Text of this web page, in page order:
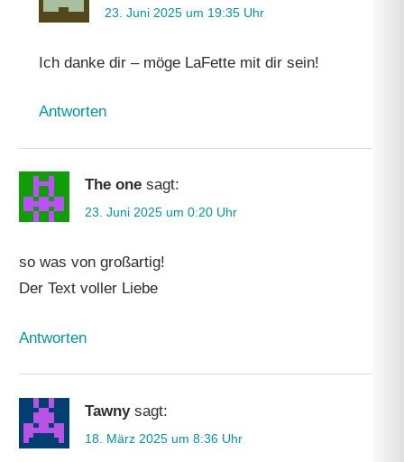
23. Juni 2025 um 19:35 Uhr
Ich danke dir – möge LaFette mit dir sein!
Antworten
The one sagt:
23. Juni 2025 um 0:20 Uhr
so was von großartig!
Der Text voller Liebe
Antworten
Tawny sagt:
18. März 2025 um 8:36 Uhr